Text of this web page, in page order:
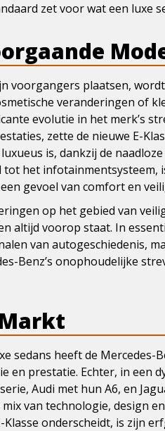
zet voor wat een luxe
voorgangers plaatsen,
veranderingen of
evolutie in het merk’s
zette de nieuwe E-
is, dankzij de
tot het
gevoel van comfort en
op het gebied van
altijd voorop staat. In
van autogeschiedenis,
Benz’s onophoudelijke
sedans heeft de Mercedes-
en prestatie. Echter, in een
Audi met hun A6, en
van technologie, design
onderscheidt, is zijn